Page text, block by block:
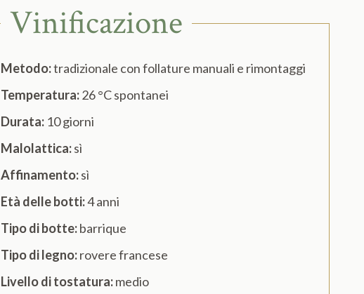
Vinificazione
Metodo:tradizionale con follature manuali e rimontaggi
Temperatura:26 °C spontanei
Durata: 10 giorni
Malolattica:sì
Affinamento:sì
Età delle botti:4 anni
Tipo di botte:barrique
Tipo di legno:rovere francese
Livello di tostatura:medio